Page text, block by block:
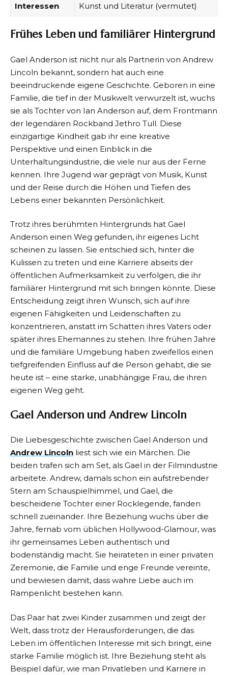
Interessen Kunst und Literatur (vermutet)
Frühes Leben und familiärer Hintergrund
Gael Anderson ist nicht nur als Partnerin von Andrew
Lincoln bekannt, sondern hat auch eine
beeindruckende eigene Geschichte. Geboren in eine
Familie, die tief in der Musikwelt verwurzelt ist, wuchs
sie als Tochter von Ian Anderson auf, dem Frontmann
der legendären Rockband Jethro Tull. Diese
einzigartige Kindheit gab ihr eine kreative
Perspektive und einen Einblick in die
Unterhaltungsindustrie, die viele nur aus der Ferne
kennen. Ihre Jugend war geprägt von Musik, Kunst
und der Reise durch die Höhen und Tiefen des
Lebens einer bekannten Persönlichkeit.
Trotz ihres berühmten Hintergrunds hat Gael
Anderson einen Weg gefunden, ihr eigenes Licht
scheinen zu lassen. Sie entschied sich, hinter die
Kulissen zu treten und eine Karriere abseits der
öffentlichen Aufmerksamkeit zu verfolgen, die ihr
familiärer Hintergrund mit sich bringen könnte. Diese
Entscheidung zeigt ihren Wunsch, sich auf ihre
eigenen Fähigkeiten und Leidenschaften zu
konzentrieren, anstatt im Schatten ihres Vaters oder
später ihres Ehemannes zu stehen. Ihre frühen Jahre
und die familiäre Umgebung haben zweifellos einen
tiefgreifenden Einfluss auf die Person gehabt, die sie
heute ist – eine starke, unabhängige Frau, die ihren
eigenen Weg geht.
Gael Anderson und Andrew Lincoln
Die Liebesgeschichte zwischen Gael Anderson und
Andrew Lincoln liest sich wie ein Märchen. Die
beiden trafen sich am Set, als Gael in der Filmindustrie
arbeitete. Andrew, damals schon ein aufstrebender
Stern am Schauspielhimmel, und Gael, die
bescheidene Tochter einer Rocklegende, fanden
schnell zueinander. Ihre Beziehung wuchs über die
Jahre, fernab vom üblichen Hollywood-Glamour, was
ihr gemeinsames Leben authentisch und
bodenständig macht. Sie heirateten in einer privaten
Zeremonie, die Familie und enge Freunde vereinte,
und bewiesen damit, dass wahre Liebe auch im
Rampenlicht bestehen kann.
Das Paar hat zwei Kinder zusammen und zeigt der
Welt, dass trotz der Herausforderungen, die das
Leben im öffentlichen Interesse mit sich bringt, eine
starke Familie möglich ist. Ihre Beziehung steht als
Beispiel dafür, wie man Privatleben und Karriere in